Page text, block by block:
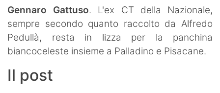
Gennaro Gattuso. L'ex CT della Nazionale,
sempre secondo quanto raccolto da Alfredo
Pedullà, resta in lizza per la panchina
biancoceleste insieme a Palladino e Pisacane.
Il post